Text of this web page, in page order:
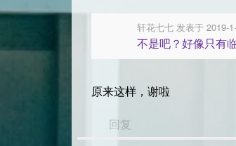
轩花七七 发表于 2019-
不是吧？好像只有
原来这样，谢啦
回复